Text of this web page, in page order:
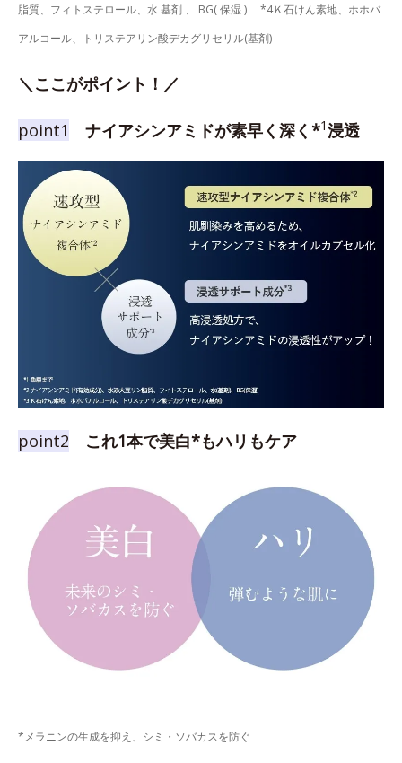
脂質、フィトステロール、水 基剤 、 BG( 保湿 ) *4Ｋ石けん素地、ホホバ
アルコール、トリステアリン酸デカグリセリル(基剤)
＼ここがポイント！／
point1 ナイアシンアミドが素早く深く*1浸透
point2 これ1本で美白*もハリもケア
*メラニンの生成を抑え、シミ・ソバカスを防ぐ